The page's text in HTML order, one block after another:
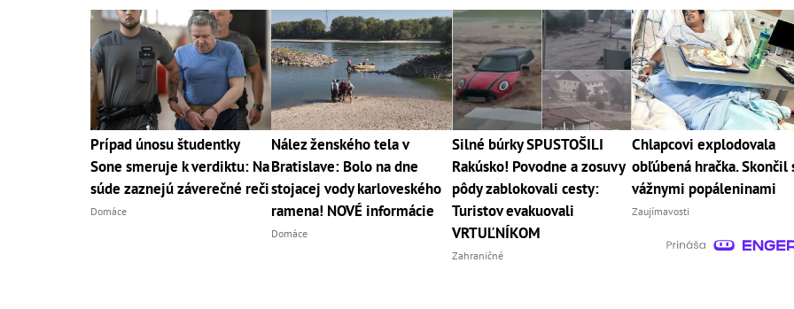
Prípad únosu študentky
Sone smeruje k verdiktu: Na
súde zaznejú záverečné reči
Domáce
Nález ženského tela v
Bratislave: Bolo na dne
stojacej vody karloveského
ramena! NOVÉ informácie
Domáce
Silné búrky SPUSTOŠILI
Rakúsko! Povodne a zosuvy
pôdy zablokovali cesty:
Turistov evakuovali
VRTUĽNÍKOM
Zahraničné
Chlapcovi explodovala
obľúbená hračka. Skončil
vážnymi popáleninami
Zaujímavosti